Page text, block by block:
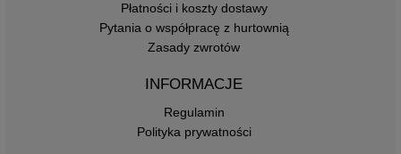
Płatności i koszty dostawy
Pytania o współpracę z hurtownią
Zasady zwrotów
INFORMACJE
Regulamin
Polityka prywatności